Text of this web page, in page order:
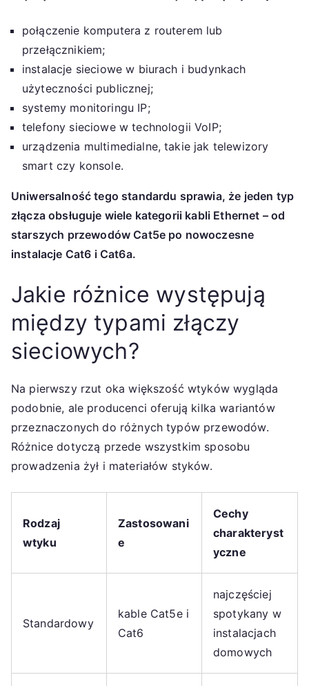
połączenie komputera z routerem lub
przełącznikiem;
instalacje sieciowe w biurach i budynkach
użyteczności publicznej;
systemy monitoringu IP;
telefony sieciowe w technologii VoIP;
urządzenia multimedialne, takie jak telewizory
smart czy konsole.
Uniwersalność tego standardu sprawia, że jeden typ
złącza obsługuje wiele kategorii kabli Ethernet – od
starszych przewodów Cat5e po nowoczesne
instalacje Cat6 i Cat6a.
Jakie różnice występują
między typami złączy
sieciowych?
Na pierwszy rzut oka większość wtyków wygląda
podobnie, ale producenci oferują kilka wariantów
przeznaczonych do różnych typów przewodów.
Różnice dotyczą przede wszystkim sposobu
prowadzenia żył i materiałów styków.
Rodzaj
wtyku
Zastosowani
e
Cechy
charakteryst
yczne
Standardowy
kable Cat5e i
Cat6
najczęściej
spotykany w
instalacjach
domowych